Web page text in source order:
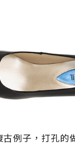
例子，打孔的